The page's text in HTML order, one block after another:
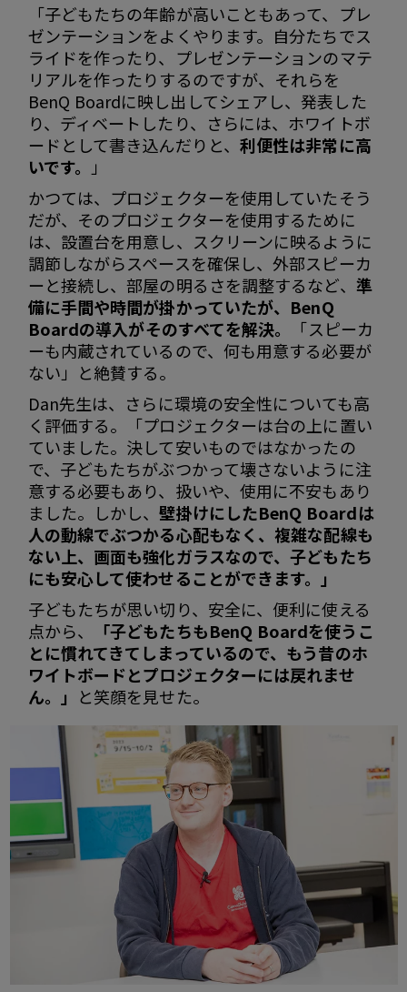
「子どもたちの年齢が高いこともあって、プレ
ゼンテーションをよくやります。自分たちでス
ライドを作ったり、プレゼンテーションのマテ
リアルを作ったりするのですが、それらを
BenQ Boardに映し出してシェアし、発表した
り、ディベートしたり、さらには、ホワイトボ
ードとして書き込んだりと、 利便性は非常に高
いです。
」
かつては、プロジェクターを使用していたそう
だが、そのプロジェクターを使用するために
は、設置台を用意し、スクリーンに映るように
調節しながらスペースを確保し、外部スピーカ
ーと接続し、部屋の明るさを調整するなど、 準
備に手間や時間が掛かっていたが、BenQ
Boardの導入がそのすべてを解決。
「スピーカ
ーも内蔵されているので、何も用意する必要が
ない」と絶賛する。
Dan先生は、さらに環境の安全性についても高
く評価する。「プロジェクターは台の上に置い
ていました。決して安いものではなかったの
で、子どもたちがぶつかって壊さないように注
意する必要もあり、扱いや、使用に不安もあり
ました。しかし、壁掛けにしたBenQ Boardは
人の動線でぶつかる心配もなく、複雑な配線も
ない上、画面も強化ガラスなので、子どもたち
にも安心して使わせることができます。」
子どもたちが思い切り、安全に、便利に使える
点から、
「子どもたちもBenQ Boardを使うこ
とに慣れてきてしまっているので、もう昔のホ
ワイトボードとプロジェクターには戻れませ
ん。」 と笑顔を見せた。